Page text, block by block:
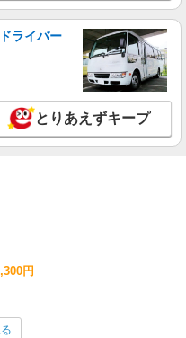
ライバー
とりあえずキープ
円